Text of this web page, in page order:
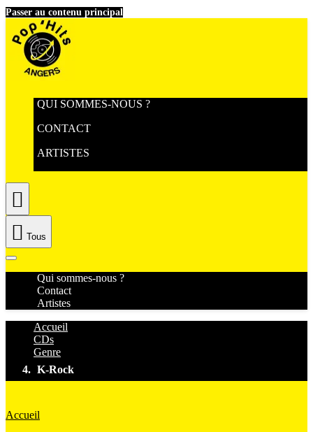
Passer au contenu principal
QUI SOMMES-NOUS ?
CONTACT
ARTISTES

 Tous
Qui sommes-nous ?
Contact
Artistes
Accueil
CDs
Genre
K-Rock
Accueil